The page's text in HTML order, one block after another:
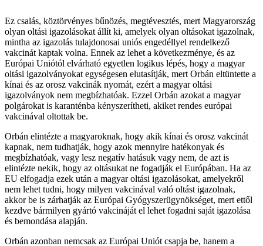
Ez csalás, köztörvényes bűnözés, megtévesztés, mert Magyarország
olyan oltási igazolásokat állít ki, amelyek olyan oltásokat igazolnak,
mintha az igazolás tulajdonosai uniós engedéllyel rendelkező
vakcinát kaptak volna. Ennek az lehet a következménye, és az
Európai Uniótól elvárható egyetlen logikus lépés, hogy a magyar
oltási igazolványokat egységesen elutasítják, mert Orbán eltüntette a
kínai és az orosz vakcinák nyomát, ezért a magyar oltási
igazolványok nem megbízhatóak. Ezzel Orbán azokat a magyar
polgárokat is karanténba kényszerítheti, akiket rendes európai
vakcinával oltottak be.
Orbán elintézte a magyaroknak, hogy akik kínai és orosz vakcinát
kapnak, nem tudhatják, hogy azok mennyire hatékonyak és
megbízhatóak, vagy lesz negatív hatásuk vagy nem, de azt is
elintézte nekik, hogy az oltásukat ne fogadják el Európában. Ha az
EU elfogadja ezek után a magyar oltási igazolásokat, amelyekről
nem lehet tudni, hogy milyen vakcinával való oltást igazolnak,
akkor be is zárhatják az Európai Gyógyszerügynökséget, mert ettől
kezdve bármilyen gyártó vakcináját el lehet fogadni saját igazolása
és bemondása alapján.
Orbán azonban nemcsak az Európai Uniót csapja be, hanem a